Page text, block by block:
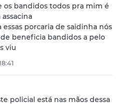
os bandidos todos pra mim é
essas porcaria de saidinha nós
beneficia bandidos a pelo
viu
policial está nas mãos dessa